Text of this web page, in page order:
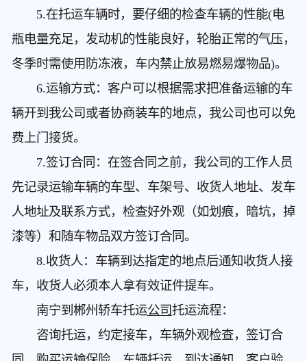
5.在托运车辆时，要仔细的检查车辆的性能(电
瓶电量充足，发动机的性能良好，轮胎正常的气压，
冬季时需使用防冻液，车内禁止放易燃易爆物品)。
6.运输方式：客户可以根据需求把准备运输的车
辆开到我公司或者协商装车的地点，我公司也可以免
费上门接货。
7.签订合同：在签合同之前，我公司的工作人员
先记录运输车辆的车型、车架号、收货人地址、发车
人地址及联系方式，检查好外观（如划痕，暗坑，掉
漆等）和随车物品双方签订合同。
8.收货人：车辆到达指定的地点后通知收货人接
车，收货人必须本人拿有效证件提车。
南宁到郴州轿车托运公司托运流程：
咨询托运，约定接车，车辆外观检查，签订合